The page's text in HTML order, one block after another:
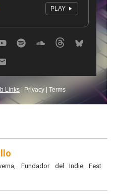
Fundador del Indie Fest